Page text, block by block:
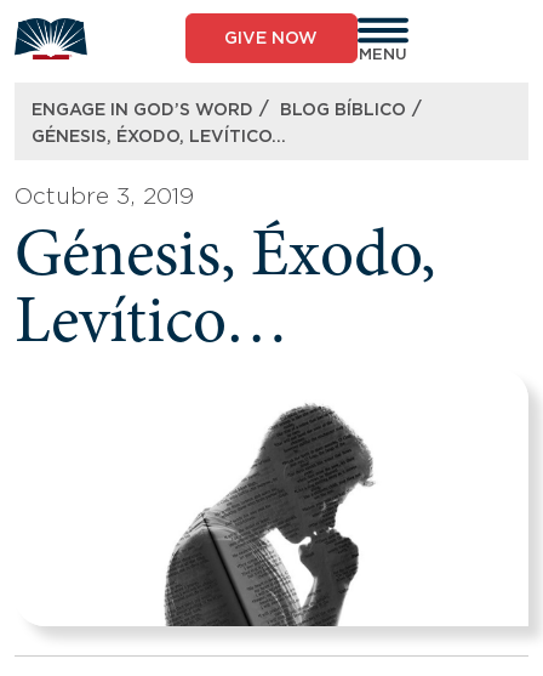
to
content
GIVE NOW
MENU
ENGAGE IN GOD’S WORD / BLOG BÍBLICO /
GÉNESIS, ÉXODO, LEVÍTICO…
Octubre 3, 2019
Génesis, Éxodo,
Levítico…